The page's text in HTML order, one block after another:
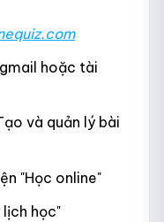
hoặc tài
và quản lý bài
"Học online"
lịch học"